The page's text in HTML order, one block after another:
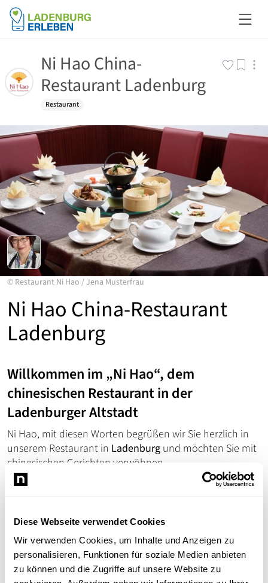
Diese Webseite verwendet Cookies
Wir verwenden Cookies, um Inhalte und Anzeigen zu
personalisieren, Funktionen für soziale Medien anbieten
zu können und die Zugriffe auf unsere Website zu
Ni Hao China-
Restaurant Ladenburg
Restaurant
© Restaurant Ni Hao / Jena Musterfrau
Ni Hao China-Restaurant
Ladenburg
Willkommen im „Ni Hao“, dem
chinesischen Restaurant in der
Ladenburger Altstadt
Ni Hao, mit diesen Worten begrüßen wir Sie herzlich in
unserem Restaurant in Ladenburg und möchten Sie mit
chinesischen Gerichten verwöhnen …
Seit Eröffnung 2010 setzen wir vom
Ni Hao China-
Küche zu bieten.
BeimNi Hao China-RestaurantinLadenburgspeisen Sie
wirklich authentisch, weshalb unsere Kunden gerne
wieder kommen. Worauf warten Sie? Buchen Sie noch